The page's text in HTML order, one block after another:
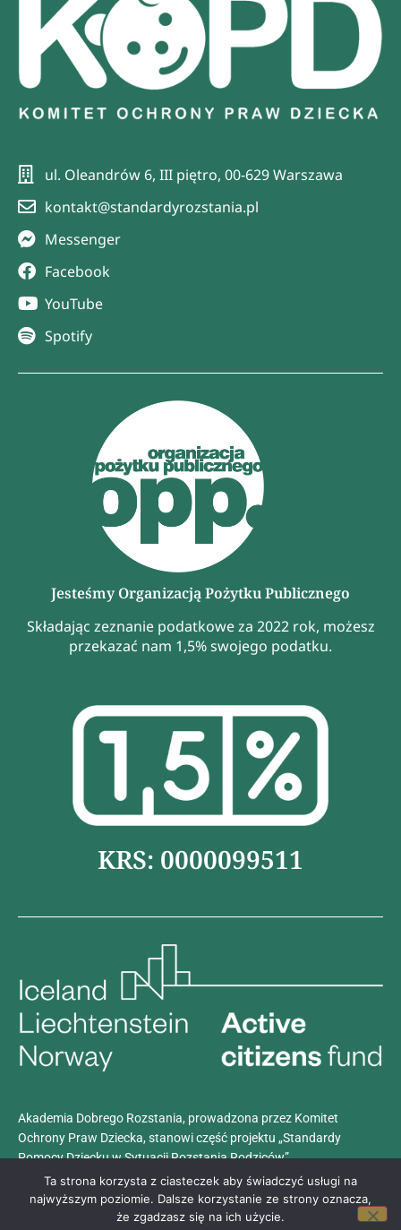
ul. Oleandrów 6, III piętro, 00-629 Warszawa
kontakt@standardyrozstania.pl
Messenger
Facebook
YouTube
Spotify
Jesteśmy Organizacją Pożytku Publicznego
Składając zeznanie podatkowe za 2022 rok, możesz
przekazać nam 1,5% swojego podatku.
KRS: 0000099511
Akademia Dobrego Rozstania, prowadzona przez Komitet
Ochrony Praw Dziecka, stanowi część projektu „Standardy
Pomocy Dziecku w Sytuacji Rozstania Rodziców”.
Projekt realizowany jest z dotacji programuAktywni Obywatele –
Fundusz Krajowy, finansowanego przez Islandię, Liechtenstein i
Norwegię w ramach Funduszy EOG.
Ta strona korzysta z ciasteczek aby świadczyć usługi na
najwyższym poziomie. Dalsze korzystanie ze strony oznacza,
że zgadzasz się na ich użycie.